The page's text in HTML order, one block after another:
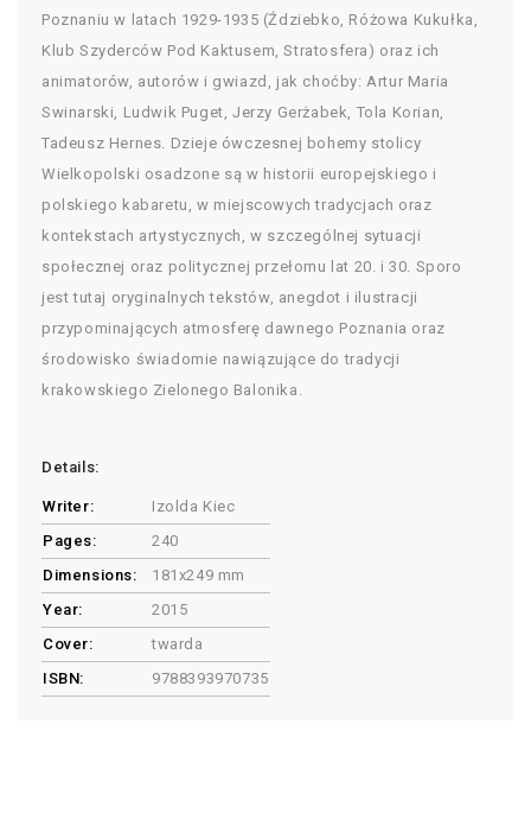
Poznaniu w latach 1929-1935 (Ździebko, Różowa Kukułka,
Klub Szyderców Pod Kaktusem, Stratosfera) oraz ich
animatorów, autorów i gwiazd, jak choćby: Artur Maria
Swinarski, Ludwik Puget, Jerzy Gerżabek, Tola Korian,
Tadeusz Hernes. Dzieje ówczesnej bohemy stolicy
Wielkopolski osadzone są w historii europejskiego i
polskiego kabaretu, w miejscowych tradycjach oraz
kontekstach artystycznych, w szczególnej sytuacji
społecznej oraz politycznej przełomu lat 20. i 30. Sporo
jest tutaj oryginalnych tekstów, anegdot i ilustracji
przypominających atmosferę dawnego Poznania oraz
środowisko świadomie nawiązujące do tradycji
krakowskiego Zielonego Balonika.
Details:
Writer:
Izolda Kiec
Pages:
240
Dimensions:
181x249 mm
Year:
2015
Cover:
twarda
ISBN:
9788393970735